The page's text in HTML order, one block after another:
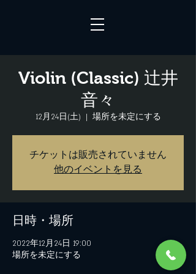
Violin (Classic) 辻井
音々
12月24日(土)
  |
場所を未定にする
チケットは販売されていません
他のイベントを見る
日時・場所
2022年12月24日 19:00
場所を未定にする